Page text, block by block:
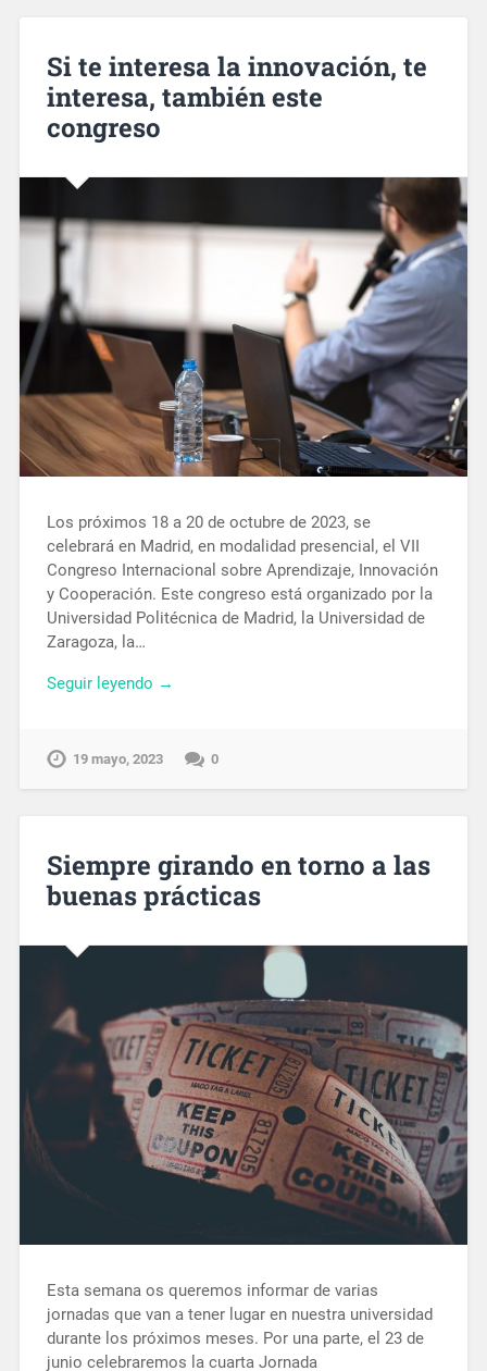
Si te interesa la innovación, te
interesa, también este
congreso
Los próximos 18 a 20 de octubre de 2023, se
celebrará en Madrid, en modalidad presencial, el VII
Congreso Internacional sobre Aprendizaje, Innovación
y Cooperación. Este congreso está organizado por la
Universidad Politécnica de Madrid, la Universidad de
Zaragoza, la…
Seguir leyendo →
19 mayo, 2023 0
Siempre girando en torno a las
buenas prácticas
Esta semana os queremos informar de varias
jornadas que van a tener lugar en nuestra universidad
durante los próximos meses. Por una parte, el 23 de
junio celebraremos la cuarta Jornada